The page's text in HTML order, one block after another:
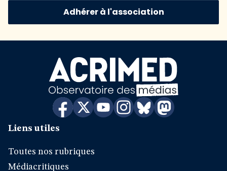
Adhérer à l'association
Liens utiles
Toutes nos rubriques
Médiacritiques